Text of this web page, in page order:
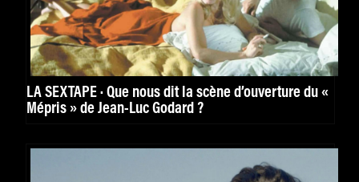
LA SEXTAPE · Que nous dit la scène d’ouverture du «
Mépris » de Jean-Luc Godard ?